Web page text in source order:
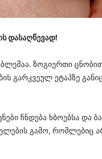
დასაღწევად!
ზოგიერთი
გარკვეულ ეტაპზე
ჩნდება ხბოებსა და
გამო, რომლებიც